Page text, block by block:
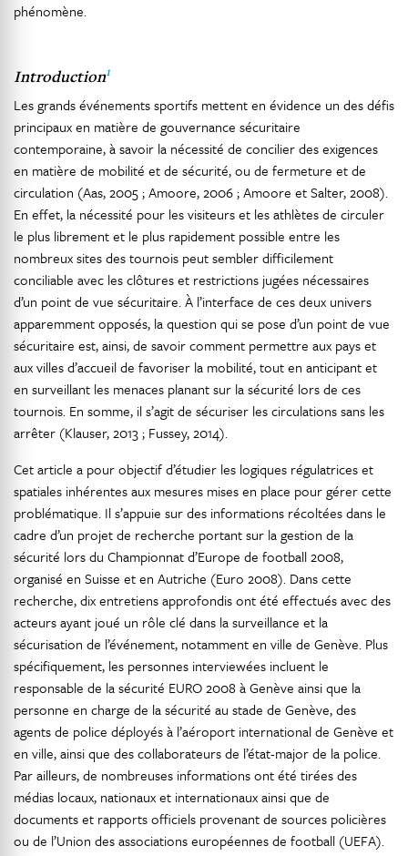
phénomène.
Introduction1
Les grands événements sportifs mettent en évidence un des défis
principaux en matière de gouvernance sécuritaire
contemporaine, à savoir la nécessité de concilier des exigences
en matière de mobilité et de sécurité, ou de fermeture et de
circulation (Aas, 2005 ; Amoore, 2006 ; Amoore et Salter, 2008).
En effet, la nécessité pour les visiteurs et les athlètes de circuler
le plus librement et le plus rapidement possible entre les
nombreux sites des tournois peut sembler difficilement
conciliable avec les clôtures et restrictions jugées nécessaires
d’un point de vue sécuritaire. À l’interface de ces deux univers
apparemment opposés, la question qui se pose d’un point de vue
sécuritaire est, ainsi, de savoir comment permettre aux pays et
aux villes d’accueil de favoriser la mobilité, tout en anticipant et
en surveillant les menaces planant sur la sécurité lors de ces
tournois. En somme, il s’agit de sécuriser les circulations sans les
arrêter (Klauser, 2013 ; Fussey, 2014).
Cet article a pour objectif d’étudier les logiques régulatrices et
spatiales inhérentes aux mesures mises en place pour gérer cette
problématique. Il s’appuie sur des informations récoltées dans le
cadre d’un projet de recherche portant sur la gestion de la
sécurité lors du Championnat d’Europe de football 2008,
organisé en Suisse et en Autriche (Euro 2008). Dans cette
recherche, dix entretiens approfondis ont été effectués avec des
acteurs ayant joué un rôle clé dans la surveillance et la
sécurisation de l’événement, notamment en ville de Genève. Plus
spécifiquement, les personnes interviewées incluent le
responsable de la sécurité EURO 2008 à Genève ainsi que la
personne en charge de la sécurité au stade de Genève, des
agents de police déployés à l’aéroport international de Genève et
en ville, ainsi que des collaborateurs de l’état-major de la police.
Par ailleurs, de nombreuses informations ont été tirées des
médias locaux, nationaux et internationaux ainsi que de
documents et rapports officiels provenant de sources policières
ou de l’Union des associations européennes de football (UEFA).